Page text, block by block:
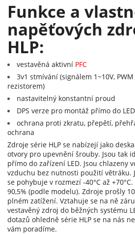
Funkce a
napěťových
HLP:
vestavěná aktivní PFC
3v1 stmívání (signálem 1~10V,
rezistorem)
nastavitelný konstantní proud
DPS verze pro montáž přímo do
ochrana proti zkratu, přepětí,
ochrana
Zdroje série HLP se nabízejí jako
otvory pro upevnění šrouby. Jsou tak
přímo do zařízení LED. Jsou chlazeny
vzduchu bez nutnosti použití větráku.
se pohybuje v rozmezí -40°C až
90,5% (podle modelu). Zdroje prošly
plném zatížení. Vztahuje se na ně
vestavěný zdroj do běžných systému
dotazů ohledně série HLP se na nás
vám poradíme.